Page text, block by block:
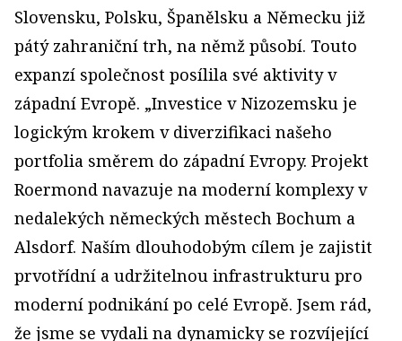
Slovensku, Polsku, Španělsku a Německu již
pátý zahraniční trh, na němž působí. Touto
expanzí společnost posílila své aktivity v
západní Evropě. „Investice v Nizozemsku je
logickým krokem v diverzifikaci našeho
portfolia směrem do západní Evropy. Projekt
Roermond navazuje na moderní komplexy v
nedalekých německých městech Bochum a
Alsdorf. Naším dlouhodobým cílem je zajistit
prvotřídní a udržitelnou infrastrukturu pro
moderní podnikání po celé Evropě. Jsem rád,
že jsme se vydali na dynamicky se rozvíjející